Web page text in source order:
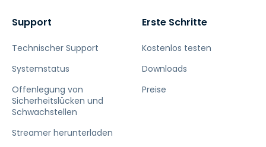
Support
Technischer Support
Systemstatus
Offenlegung von
Sicherheitslücken und
Schwachstellen
Streamer herunterladen
Erste Schritte
Kostenlos testen
Downloads
Preise